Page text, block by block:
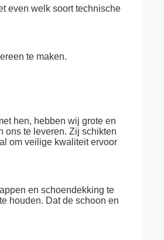
even welk soort technische
te maken.
hen, hebben wij grote en
ons te leveren. Zij schikten
om veilige kwaliteit ervoor
en schoendekking te
houden. Dat de schoon en